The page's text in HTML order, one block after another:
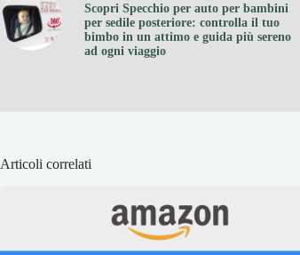
Scopri Specchio per auto per bambini
per sedile posteriore: controlla il tuo
bimbo in un attimo e guida più sereno
ad ogni viaggio
Articoli correlati